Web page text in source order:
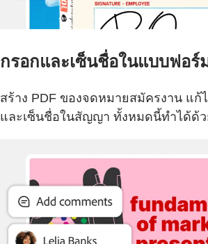
กรอกและเซ็นชื่อในแบบฟอร์
สร้าง PDF ของจดหมายสมัครงาน แก้
และเซ็นชื่อในสัญญา ทั้งหมดนี้ทำได้ด้ว